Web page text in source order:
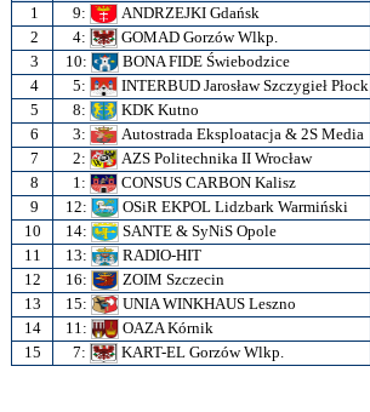
1
9: ANDRZEJKI Gdańsk
2
4: GOMAD Gorzów Wlkp.
3
10: BONA FIDE Świebodzice
4
5: INTERBUD Jarosław Szczygieł Płock
5
8: KDK Kutno
6
3: Autostrada Eksploatacja & 2S Media
7
2: AZS Politechnika II Wrocław
8
1: CONSUS CARBON Kalisz
9
12: OSiR EKPOL Lidzbark Warmiński
10
14: SANTE & SyNiS Opole
11
13: RADIO-HIT
12
16: ZOIM Szczecin
13
15: UNIA WINKHAUS Leszno
14
11: OAZA Kórnik
15
7: KART-EL Gorzów Wlkp.